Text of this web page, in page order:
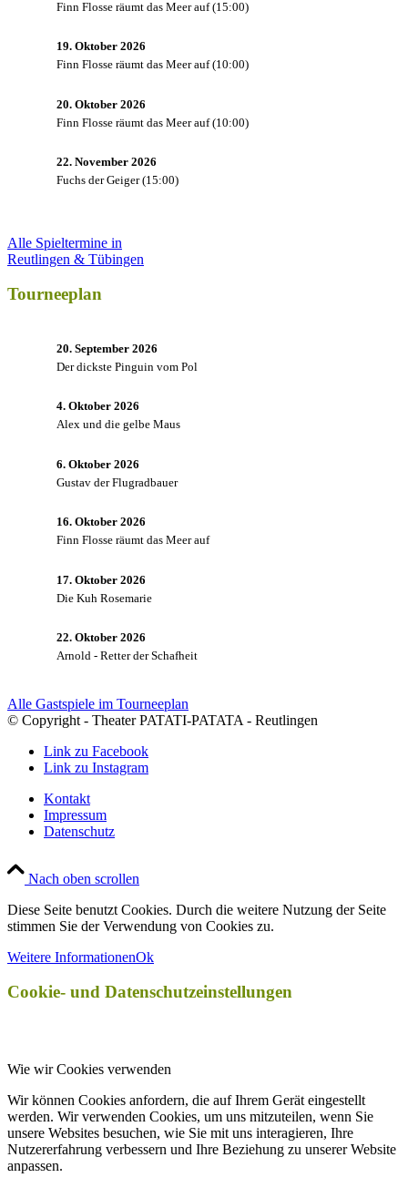
Finn Flosse räumt das Meer auf(15:00)
19. Oktober 2026
Finn Flosse räumt das Meer auf(10:00)
20. Oktober 2026
Finn Flosse räumt das Meer auf(10:00)
22. November 2026
Fuchs der Geiger(15:00)
Alle Spieltermine in
Reutlingen & Tübingen
Tourneeplan
20. September 2026
Der dickste Pinguin vom Pol
4. Oktober 2026
Alex und die gelbe Maus
6. Oktober 2026
Gustav der Flugradbauer
16. Oktober 2026
Finn Flosse räumt das Meer auf
17. Oktober 2026
Die Kuh Rosemarie
22. Oktober 2026
Arnold - Retter der Schafheit
Alle Gastspiele im Tourneeplan
© Copyright - Theater PATATI-PATATA - Reutlingen
Link zu Facebook
Link zu Instagram
Kontakt
Impressum
Datenschutz
Nach oben scrollen
Diese Seite benutzt Cookies. Durch die weitere Nutzung der Seite
stimmen Sie der Verwendung von Cookies zu.
Weitere InformationenOk
Cookie- und Datenschutzeinstellungen
Wie wir Cookies verwenden
Wir können Cookies anfordern, die auf Ihrem Gerät eingestellt
werden. Wir verwenden Cookies, um uns mitzuteilen, wenn Sie
unsere Websites besuchen, wie Sie mit uns interagieren, Ihre
Nutzererfahrung verbessern und Ihre Beziehung zu unserer Website
anpassen.